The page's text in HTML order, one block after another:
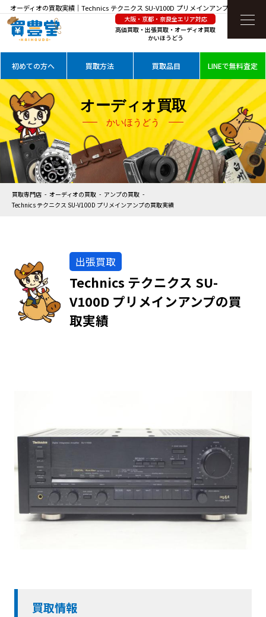
オーディオの買取実績｜Technics テクニクス SU-V100D プリメインアンプを高価買取
大阪・京都・奈良全エリア対応
高価買取・出張買取・オーディオ買取
かいほうどう
初めての方へ 買取方法 買取品目 LINEで無料査定
オーディオ買取
かいほうどう
買取専門店 オーディオの買取
アンプの買取
Technics テクニクス SU-V100D プリメインアンプの買取実績
出張買取
Technics テクニクス SU-
V100D プリメインアンプの買
取実績
買取情報